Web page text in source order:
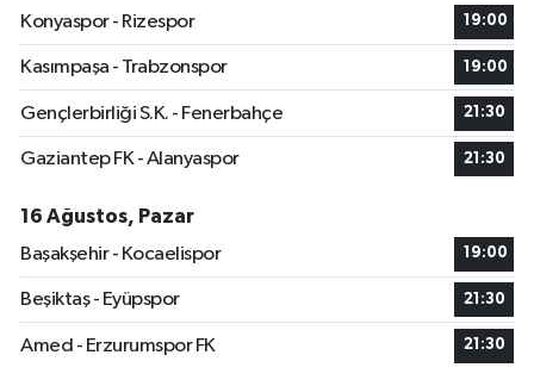
Konyaspor - Rizespor
19:00
Kasımpaşa - Trabzonspor 19:00
Gençlerbirliği S.K. - Fenerbahçe 21:30
Gaziantep FK - Alanyaspor 21:30
16 Ağustos, Pazar
Başakşehir - Kocaelispor
19:00
Beşiktaş - Eyüpspor 21:30
Amed - Erzurumspor FK 21:30